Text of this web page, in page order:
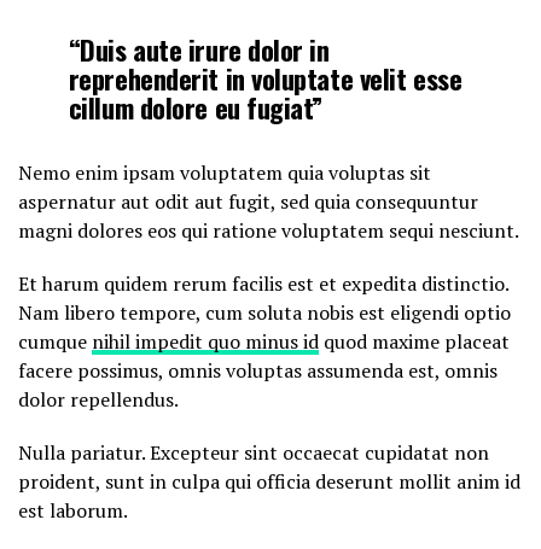
“Duis aute irure dolor in
reprehenderit in voluptate velit esse
cillum dolore eu fugiat”
Nemo enim ipsam voluptatem quia voluptas sit
aspernatur aut odit aut fugit, sed quia consequuntur
magni dolores eos qui ratione voluptatem sequi nesciunt.
Et harum quidem rerum facilis est et expedita distinctio.
Nam libero tempore, cum soluta nobis est eligendi optio
cumque nihil impedit quo minus id quod maxime placeat
facere possimus, omnis voluptas assumenda est, omnis
dolor repellendus.
Nulla pariatur. Excepteur sint occaecat cupidatat non
proident, sunt in culpa qui officia deserunt mollit anim id
est laborum.